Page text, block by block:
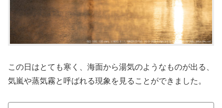
この日はとても寒く、海面から湯気のようなものが出る、
気嵐や蒸気霧と呼ばれる現象を見ることができました。